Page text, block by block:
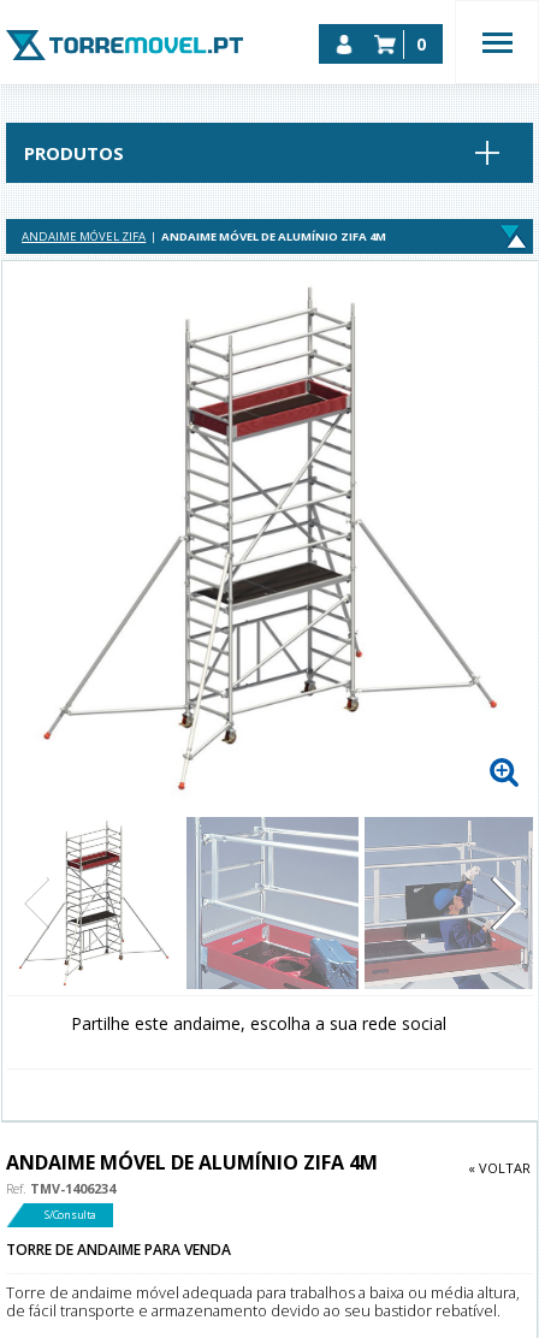
0
PRODUTOS
ANDAIME MÓVEL ZIFA ANDAIME MÓVEL DE ALUMÍNIO ZIFA 4M
Partilhe este andaime, escolha a sua rede social
« VOLTAR
ANDAIME MÓVEL DE ALUMÍNIO ZIFA 4M
Ref. TMV-1406234
S/Consulta
TORRE DE ANDAIME PARA VENDA
Torre de andaime móvel adequada para trabalhos a baixa ou média altura,
de fácil transporte e armazenamento devido ao seu bastidor rebatível.